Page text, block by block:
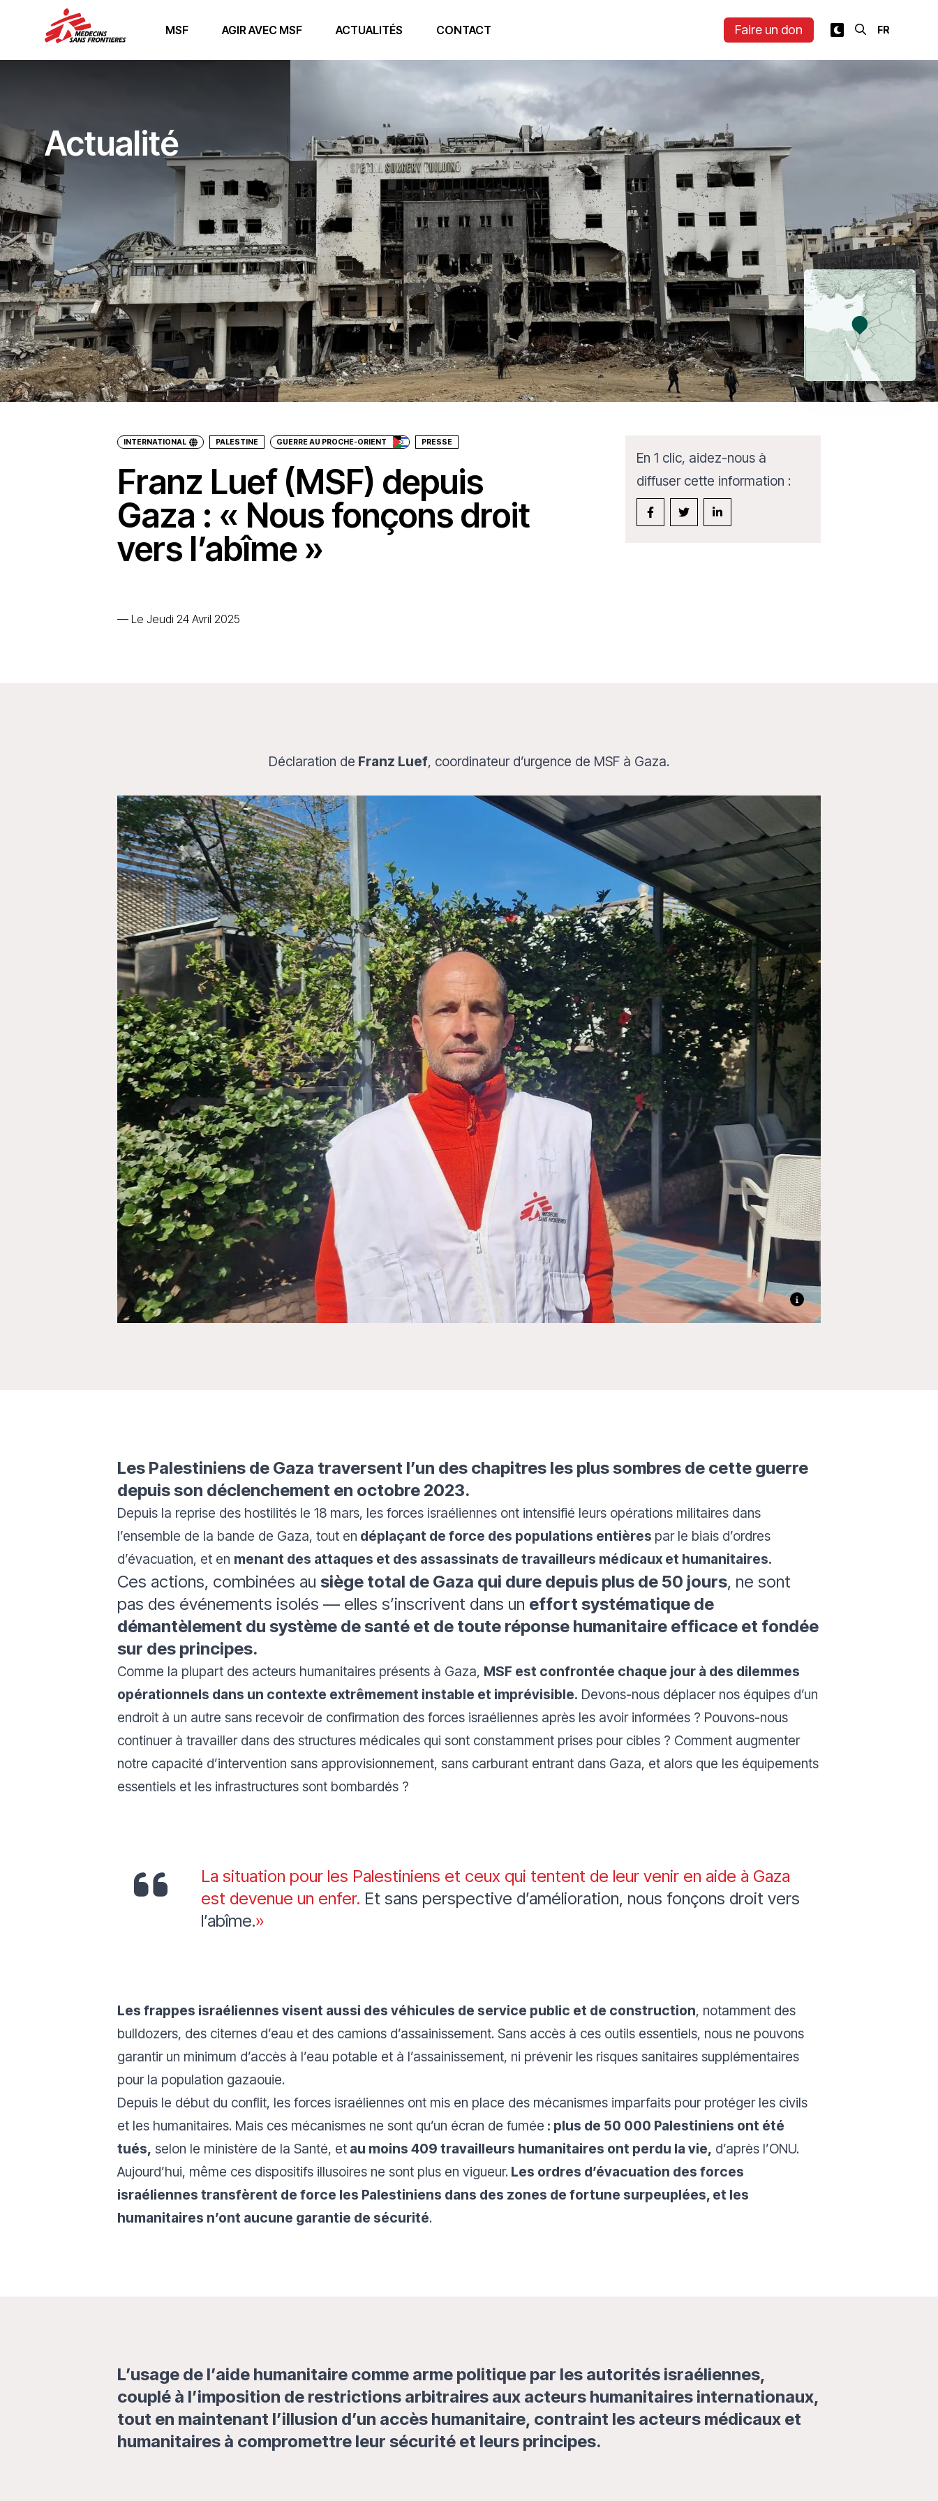
MSF AGIR AVEC MSF ACTUALITÉS CONTACT Faire un don
Actualité
INTERNATIONAL PALESTINE GUERRE AU PROCHE-ORIENT PRESSE
Franz Luef (MSF) depuis
Gaza : « Nous fonçons droit
vers l’abîme »
— Le Jeudi 24 Avril 2025
En 1 clic, aidez-nous à
diffuser cette information :
Déclaration de Franz Luef, coordinateur d’urgence de MSF à Gaza.
Les Palestiniens de Gaza traversent l’un des chapitres les plus sombres de cette guerre
depuis son déclenchement en octobre 2023.
Depuis la reprise des hostilités le 18 mars, les forces israéliennes ont intensifié leurs opérations militaires dans
l’ensemble de la bande de Gaza, tout en déplaçant de force des populations entières par le biais d’ordres
d’évacuation, et en menant des attaques et des assassinats de travailleurs médicaux et humanitaires.
Ces actions, combinées au siège total de Gaza qui dure depuis plus de 50 jours, ne sont
pas des événements isolés — elles s’inscrivent dans un effort systématique de
démantèlement du système de santé et de toute réponse humanitaire efficace et fondée
sur des principes.
Comme la plupart des acteurs humanitaires présents à Gaza, MSF est confrontée chaque jour à des dilemmes
opérationnels dans un contexte extrêmement instable et imprévisible. Devons-nous déplacer nos équipes d’un
endroit à un autre sans recevoir de confirmation des forces israéliennes après les avoir informées ? Pouvons-nous
continuer à travailler dans des structures médicales qui sont constamment prises pour cibles ? Comment augmenter
notre capacité d’intervention sans approvisionnement, sans carburant entrant dans Gaza, et alors que les équipements
essentiels et les infrastructures sont bombardés ?
La situation pour les Palestiniens et ceux qui tentent de leur venir en aide à Gaza
est devenue un enfer. Et sans perspective d’amélioration, nous fonçons droit vers
l’abîme.»
Les frappes israéliennes visent aussi des véhicules de service public et de construction, notamment des
bulldozers, des citernes d’eau et des camions d’assainissement. Sans accès à ces outils essentiels, nous ne pouvons
garantir un minimum d’accès à l’eau potable et à l’assainissement, ni prévenir les risques sanitaires supplémentaires
pour la population gazaouie.
Depuis le début du conflit, les forces israéliennes ont mis en place des mécanismes imparfaits pour protéger les civils
et les humanitaires. Mais ces mécanismes ne sont qu’un écran de fumée : plus de 50 000 Palestiniens ont été
tués, selon le ministère de la Santé, et au moins 409 travailleurs humanitaires ont perdu la vie, d’après l’ONU.
Aujourd’hui, même ces dispositifs illusoires ne sont plus en vigueur. Les ordres d’évacuation des forces
israéliennes transfèrent de force les Palestiniens dans des zones de fortune surpeuplées, et les
humanitaires n’ont aucune garantie de sécurité.
L’usage de l’aide humanitaire comme arme politique par les autorités israéliennes,
couplé à l’imposition de restrictions arbitraires aux acteurs humanitaires internationaux,
tout en maintenant l’illusion d’un accès humanitaire, contraint les acteurs médicaux et
humanitaires à compromettre leur sécurité et leurs principes.